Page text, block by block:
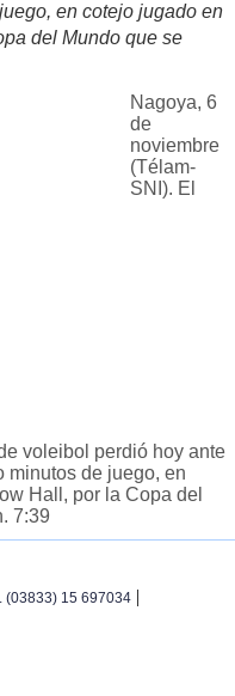
en cotejo jugado en
del Mundo que se
Nagoya, 6
de
noviembre
(Télam-
SNI). El
voleibol perdió hoy ante
minutos de juego, en
Hall, por la Copa del
7:39
(03833) 15 697034 |